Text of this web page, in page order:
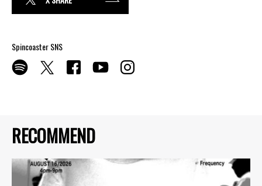
RECOMMEND
Spincoaster SNS